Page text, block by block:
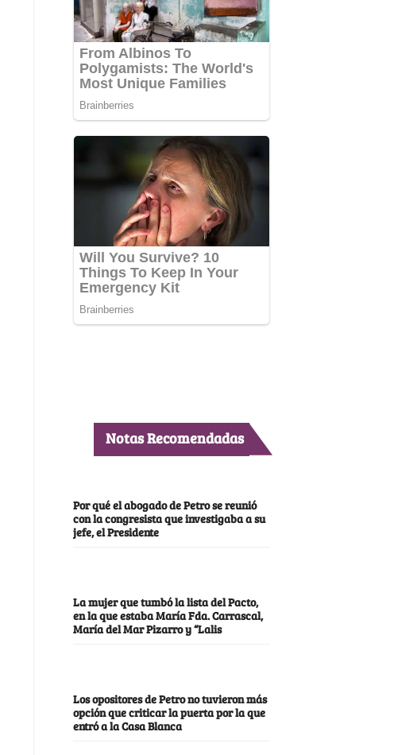
Notas Recomendadas
Por qué el abogado de Petro se reunió
con la congresista que investigaba a su
jefe, el Presidente
La mujer que tumbó la lista del Pacto,
en la que estaba María Fda. Carrascal,
María del Mar Pizarro y “Lalis
Los opositores de Petro no tuvieron más
opción que criticar la puerta por la que
entró a la Casa Blanca